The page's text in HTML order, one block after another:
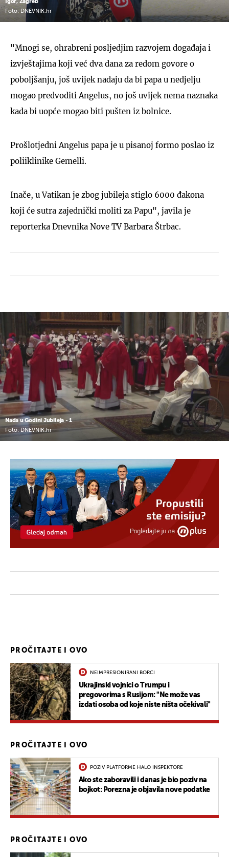
Foto: DNEVNIK.hr
"Mnogi se, ohrabreni posljedjim razvojem događaja i
izvještajima koji već dva dana za redom govore o
poboljšanju, još uvijek nadaju da bi papa u nedjelju
mogao predvoditi Angelus, no još uvijek nema naznaka
kada bi uopće mogao biti pušten iz bolnice.
Prošlotjedni Angelus papa je u pisanoj formo poslao iz
poliiklinike Gemelli.
Inače, u Vatikan je zbog jubileja stiglo 6000 đakona
koji će sutra zajednički moliti za Papu", javila je
reporterka Dnevnika Nove TV Barbara Štrbac.
Nada u Godini Jubileja - 1
Foto: DNEVNIK.hr
PROČITAJTE I OVO
NEIMPRESIONIRANI BORCI
Ukrajinski vojnici o Trumpu i
pregovorima s Rusijom: "Ne može vas
izdati osoba od koje niste ništa očekivali"
PROČITAJTE I OVO
POZIV PLATFORME HALO INSPEKTORE
Ako ste zaboravili i danas je bio poziv na
bojkot: Porezna je objavila nove podatke
PROČITAJTE I OVO